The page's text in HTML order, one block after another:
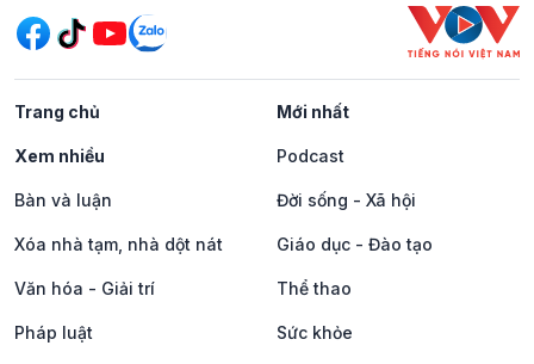
Trang chủ Mới nhất
Xem nhiều Podcast
Bàn và luận Đời sống - Xã hội
Xóa nhà tạm, nhà dột nát Giáo dục - Đào tạo
Văn hóa - Giải trí Thể thao
Pháp luật Sức khỏe